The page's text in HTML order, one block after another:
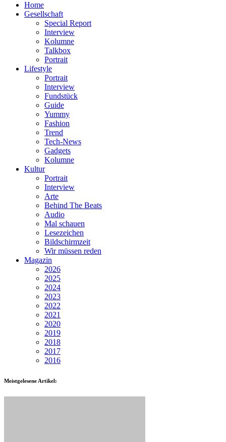
Home
Gesellschaft
Special Report
Interview
Kolumne
Talkbox
Portrait
Lifestyle
Portrait
Interview
Fundstück
Guide
Yummy
Fashion
Trend
Tech-News
Gadgets
Kolumne
Kultur
Portrait
Interview
Arte
Behind The Beats
Audio
Mal schauen
Lesezeichen
Bildschirmzeit
Wir müssen reden
Magazin
2026
2025
2024
2023
2022
2021
2020
2019
2018
2017
2016
Meistgelesene Artikel: